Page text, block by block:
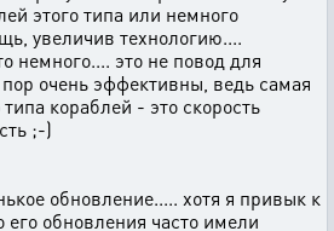
этого типа или немного
увеличив технологию....
немного.... это не повод для
очень эффективны, ведь самая
кораблей - это скорость
;-)
обновление..... хотя я привык к
его обновления часто имели